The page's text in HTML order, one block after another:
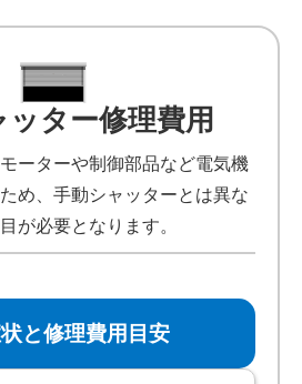
ッター修理費用
ーターや制御部品など電気機
め、手動シャッターとは異な
が必要となります。
と修理費用目安